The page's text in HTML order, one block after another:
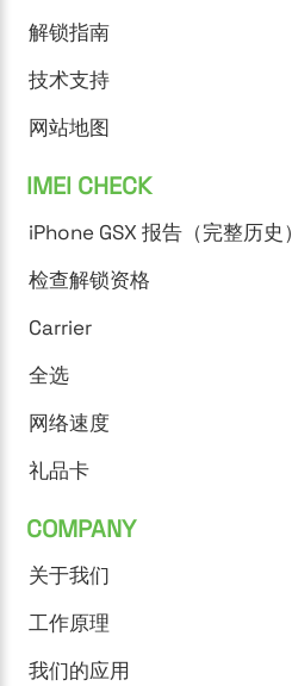
解锁指南
技术支持
网站地图
IMEI CHECK
iPhone GSX 报告（完整历史）
检查解锁资格
Carrier
全选
网络速度
礼品卡
COMPANY
关于我们
工作原理
我们的应用